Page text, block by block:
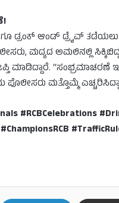
ಆಂಡ್ ಡ್ರೈವ್ ತಡೆಯಲು
ಮದ್ಯದ ಅಮಲಿನಲ್ಲಿ
ಮಾಡಿದ್ದಾರೆ. “ಸಂಭ್ರಮಾಚರಣೆ
ಮತ್ತೊಮ್ಮೆ
#RCBCelebrations